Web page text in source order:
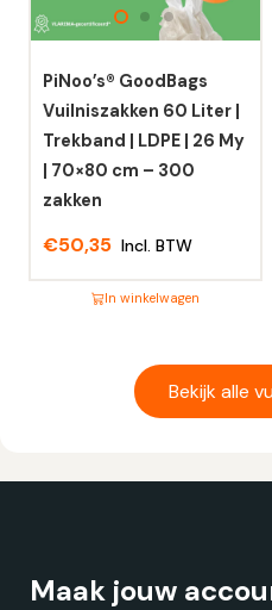
kan
worden
op
de
productpagina
PiNoo’s® GoodBags
Vuilniszakken 60 Liter |
Trekband | LDPE | 26 My
| 70×80 cm – 300
zakken
€50,35 Incl. BTW
In winkelwagen
Deze
worden
Bekijk alle
Maak jouw